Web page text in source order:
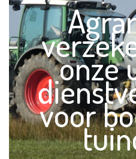
onze
voor